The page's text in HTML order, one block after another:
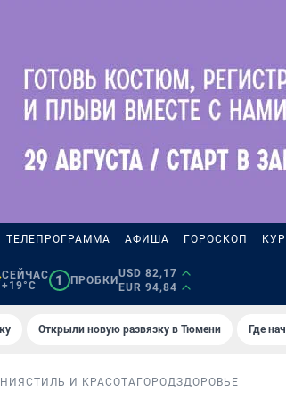
ТЕЛЕПРОГРАММА АФИША ГОРОСКОП
СЕЙЧАС
+19°C
1 ПРОБКИ
USD 82,17
EUR 94,84
Открыли новую развязку в Тюмени Где
СТИЛЬ И КРАСОТА ГОРОДЗДОРОВЬЕ